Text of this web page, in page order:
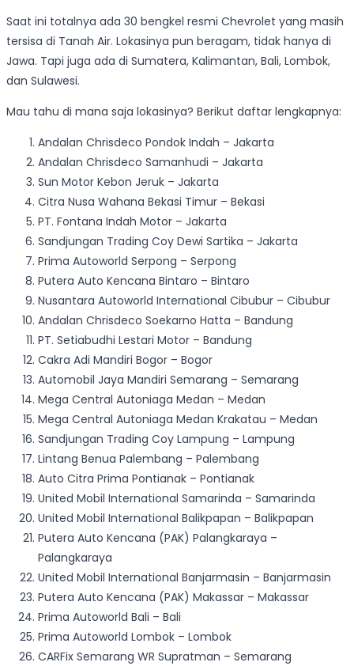
Saat ini totalnya ada 30 bengkel resmi Chevrolet yang masih
tersisa di Tanah Air. Lokasinya pun beragam, tidak hanya di
Jawa. Tapi juga ada di Sumatera, Kalimantan, Bali, Lombok,
dan Sulawesi.
Mau tahu di mana saja lokasinya? Berikut daftar lengkapnya:
Andalan Chrisdeco Pondok Indah – Jakarta
Andalan Chrisdeco Samanhudi – Jakarta
Sun Motor Kebon Jeruk – Jakarta
Citra Nusa Wahana Bekasi Timur – Bekasi
PT. Fontana Indah Motor – Jakarta
Sandjungan Trading Coy Dewi Sartika – Jakarta
Prima Autoworld Serpong – Serpong
Putera Auto Kencana Bintaro – Bintaro
Nusantara Autoworld International Cibubur – Cibubur
Andalan Chrisdeco Soekarno Hatta – Bandung
PT. Setiabudhi Lestari Motor – Bandung
Cakra Adi Mandiri Bogor – Bogor
Automobil Jaya Mandiri Semarang – Semarang
Mega Central Autoniaga Medan – Medan
Mega Central Autoniaga Medan Krakatau – Medan
Sandjungan Trading Coy Lampung – Lampung
Lintang Benua Palembang – Palembang
Auto Citra Prima Pontianak – Pontianak
United Mobil International Samarinda – Samarinda
United Mobil International Balikpapan – Balikpapan
Putera Auto Kencana (PAK) Palangkaraya –
Palangkaraya
United Mobil International Banjarmasin – Banjarmasin
Putera Auto Kencana (PAK) Makassar – Makassar
Prima Autoworld Bali – Bali
Prima Autoworld Lombok – Lombok
CARFix Semarang WR Supratman – Semarang